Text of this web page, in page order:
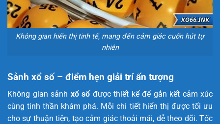
Không gian hiển thị tinh tế, mang đến cảm giác cuốn hút tự
nhiên
Sảnh xổ số – điểm hẹn giải trí ấn tượng
Không gian sảnh xổ số được thiết kế để gắn kết cảm xúc
cùng tinh thần khám phá. Mỗi chi tiết hiển thị được tối ưu
cho sự thuận tiện, tạo cảm giác thoải mái, dễ theo dõi. Tốc